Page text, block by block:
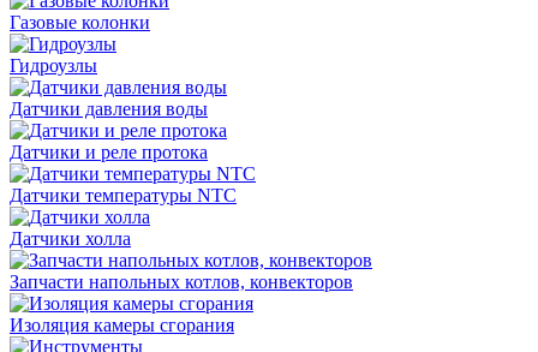
Газовые колонки
Гидроузлы
Датчики давления воды
Датчики и реле протока
Датчики температуры NTC
Датчики холла
Запчасти напольных котлов, конвекторов
Изоляция камеры сгорания